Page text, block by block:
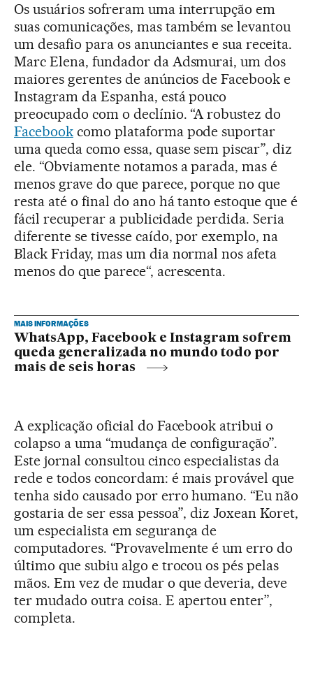
Os usuários sofreram uma interrupção em
suas comunicações, mas também se levantou
um desafio para os anunciantes e sua receita.
Marc Elena, fundador da Adsmurai, um dos
maiores gerentes de anúncios de Facebook e
Instagram da Espanha, está pouco
preocupado com o declínio. “A robustez do
Facebookcomo plataforma pode suportar
uma queda como essa, quase sem piscar”, diz
ele. “Obviamente notamos a parada, mas é
menos grave do que parece, porque no que
resta até o final do ano há tanto estoque que é
fácil recuperar a publicidade perdida. Seria
diferente se tivesse caído, por exemplo, na
Black Friday, mas um dia normal nos afeta
menos do que parece“, acrescenta.
MAIS INFORMAÇÕES
WhatsApp, Facebook e Instagram sofrem
queda generalizada no mundo todo por
mais de seis horas
A explicação oficial do Facebook atribui o
colapso a uma “mudança de configuração”.
Este jornal consultou cinco especialistas da
rede e todos concordam: é mais provável que
tenha sido causado por erro humano. “Eu não
gostaria de ser essa pessoa”, diz Joxean Koret,
um especialista em segurança de
computadores. “Provavelmente é um erro do
último que subiu algo e trocou os pés pelas
mãos. Em vez de mudar o que deveria, deve
ter mudado outra coisa. E apertou enter”,
completa.